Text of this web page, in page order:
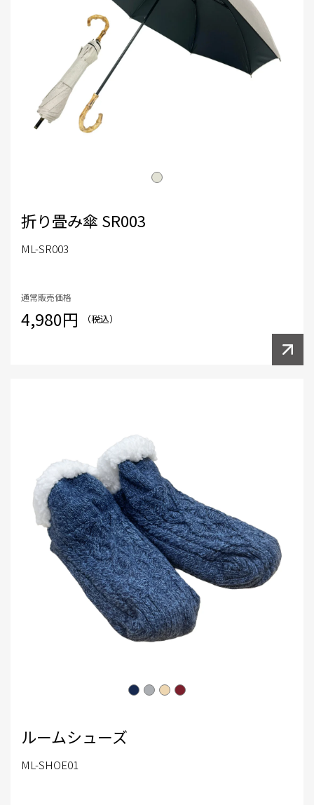
折り畳み傘 SR003
ML-SR003
通常販売価格
4,980円 （税込）
ルームシューズ
ML-SHOE01